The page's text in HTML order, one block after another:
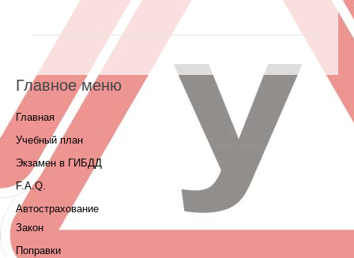
Главное меню
Главная
Учебный план
Экзамен в ГИБДД
F.A.Q.
Автострахование
Закон
Поправки